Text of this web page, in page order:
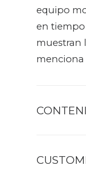
equipo
en tiempo
muestran